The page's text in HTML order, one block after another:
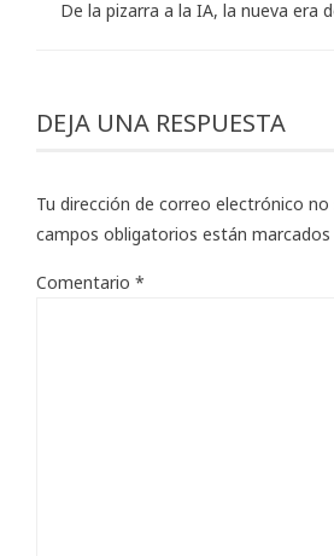
De la pizarra a la IA, la nueva era
DEJA UNA RESPUESTA
Tu dirección de correo electrónico no
campos obligatorios están marcados
Comentario *